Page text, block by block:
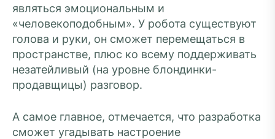
являться эмоциональным и
«человекоподобным». У робота существуют
голова и руки, он сможет перемещаться в
пространстве, плюс ко всему поддерживать
незатейливый (на уровне блондинки-
продавщицы) разговор.
А самое главное, отмечается, что разработка
сможет угадывать настроение